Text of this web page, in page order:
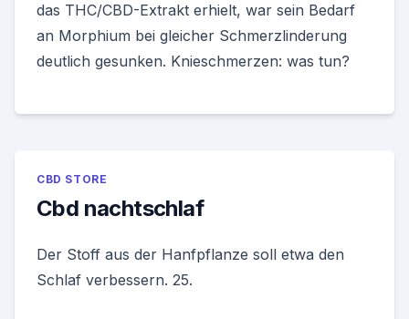
das THC/CBD-Extrakt erhielt, war sein Bedarf
an Morphium bei gleicher Schmerzlinderung
deutlich gesunken. Knieschmerzen: was tun?
CBD STORE
Cbd nachtschlaf
Der Stoff aus der Hanfpflanze soll etwa den
Schlaf verbessern. 25.